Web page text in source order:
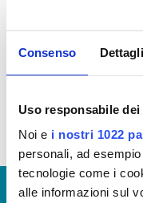
Consenso Dettagli
Uso responsabile dei
Noi e i nostri 1022
personali, ad
tecnologie come i
alle informazioni sul
Regolamento per i
© Copyright 2017 -